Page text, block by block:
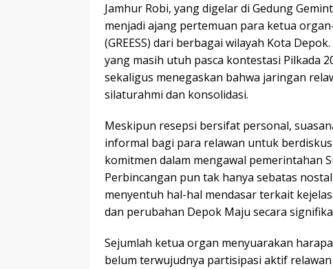
Jamhur Robi, yang digelar di Gedung
menjadi ajang pertemuan para ketua
(GREESS) dari berbagai wilayah Kota
yang masih utuh pasca kontestasi Pilkada
sekaligus menegaskan bahwa jaringan
silaturahmi dan konsolidasi.
Meskipun resepsi bersifat personal,
informal bagi para relawan untuk
komitmen dalam mengawal pemerintahan
Perbincangan pun tak hanya sebatas
menyentuh hal-hal mendasar terkait
dan perubahan Depok Maju secara
Sejumlah ketua organ menyuarakan
belum terwujudnya partisipasi aktif